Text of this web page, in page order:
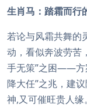
生肖马：踏霜而行
若论与风霜共舞的
动，看似奔波劳苦
手无策”之困——方
降大任”之兆，建
神,又可催旺贵人缘。